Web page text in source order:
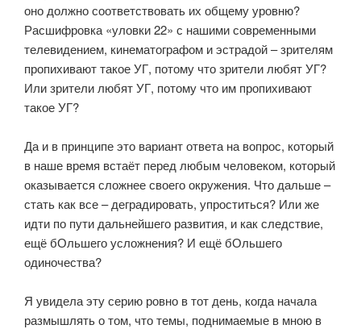
оно должно соответствовать их общему уровню?
Расшифровка «уловки 22» с нашими современными
телевидением, кинематографом и эстрадой – зрителям
пропихивают такое УГ, потому что зрители любят УГ?
Или зрители любят УГ, потому что им пропихивают
такое УГ?
Да и в принципе это вариант ответа на вопрос, который
в наше время встаёт перед любым человеком, который
оказывается сложнее своего окружения. Что дальше –
стать как все – деградировать, упроститься? Или же
идти по пути дальнейшего развития, и как следствие,
ещё бОльшего усложнения? И ещё бОльшего
одиночества?
Я увидела эту серию ровно в тот день, когда начала
размышлять о том, что темы, поднимаемые в мною в